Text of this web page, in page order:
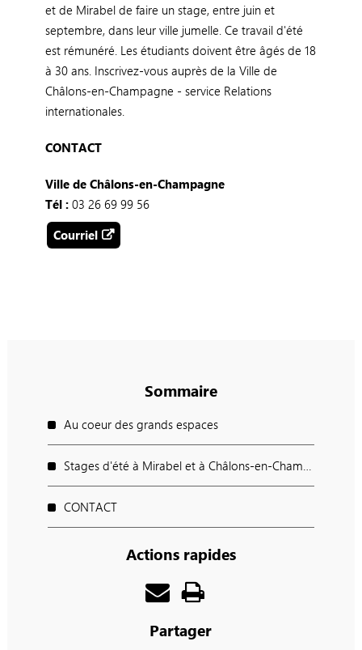
et de Mirabel de faire un stage, entre juin et
septembre, dans leur ville jumelle. Ce travail d'été
est rémunéré. Les étudiants doivent être âgés de 18
à 30 ans. Inscrivez-vous auprès de la Ville de
Châlons-en-Champagne - service Relations
internationales.
CONTACT
Ville de Châlons-en-Champagne
Tél :03 26 69 99 56
Courriel
Sommaire
Au coeur des grands espaces
Stages d'été à Mirabel et à Châlons-en-Champagne
CONTACT
Actions rapides
Partager